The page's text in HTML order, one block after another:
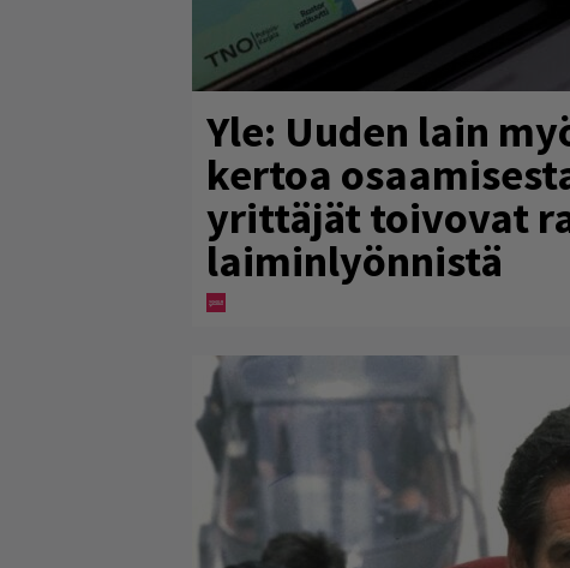
Yle: Uuden lain
kertoa
yrittäjät toivovat
laiminlyönnistä